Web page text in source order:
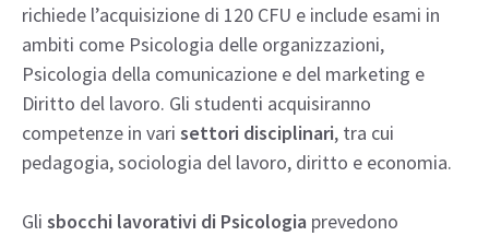
richiede l’acquisizione di 120 CFU e include esami in
ambiti come Psicologia delle organizzazioni,
Psicologia della comunicazione e del marketing e
Diritto del lavoro. Gli studenti acquisiranno
competenze in vari settori disciplinari, tra cui
pedagogia, sociologia del lavoro, diritto e economia.
Gli sbocchi lavorativi di Psicologia prevedono